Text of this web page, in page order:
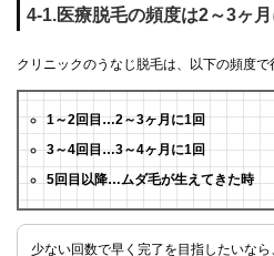
4-1.医療脱毛の頻度は2～3ヶ月
クリニックのうなじ脱毛は、以下の頻度で
1～2回目…2～3ヶ月に1回
3～4回目…3～4ヶ月に1回
5回目以降…ムダ毛が生えてきた時
少ない回数で早く完了を目指したいなら